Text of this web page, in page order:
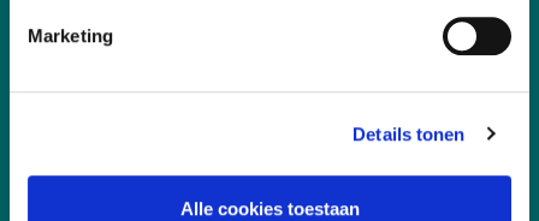
Marketing
Details tonen
Alle cookies toestaan
Digitalisering